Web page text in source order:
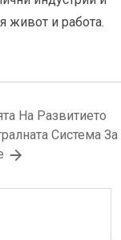
живот и работа.
На Развитието
Система За